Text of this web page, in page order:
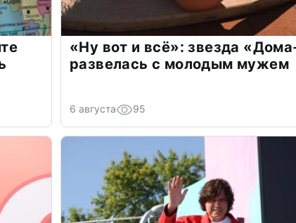
«Ну вот и всё»: звезда
развелась с молодым мужем
6 августа 95